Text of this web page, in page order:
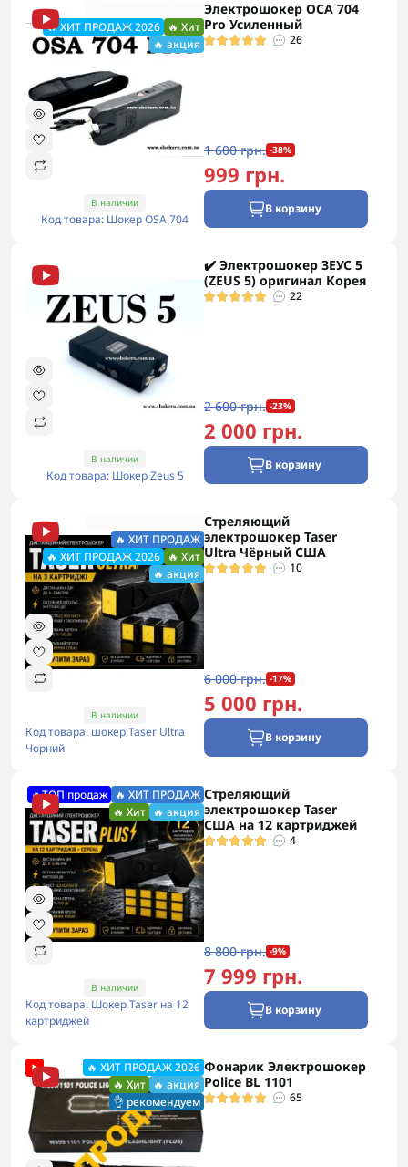
🔥 ХИТ ПРОДАЖ 2026 🔥 Хит
🔥 акция
В наличии
Код товара: Шокер OSA 704
Электрошокер ОСА 704
Pro Усиленный
26
1 600 грн. -38%
999 грн.
В корзину
В наличии
Код товара: Шокер Zeus 5
✔️ Электрошокер ЗЕУС 5
(ZEUS 5) оригинал Корея
22
2 600 грн. -23%
2 000 грн.
В корзину
🔥 ХИТ ПРОДАЖ
🔥 ХИТ ПРОДАЖ 2026 🔥 Хит
🔥 акция
В наличии
Код товара: шокер Taser Ultra
Чорний
Стреляющий
электрошокер Taser
Ultra Чёрный США
10
6 000 грн. -17%
5 000 грн.
В корзину
🔥ТОП продаж 🔥 ХИТ ПРОДАЖ
🔥 Хит 🔥 акция
В наличии
Код товара: Шокер Taser на 12
картриджей
Стреляющий
электрошокер Taser
США на 12 картриджей
4
8 800 грн. -9%
7 999 грн.
В корзину
🔥 ХИТ ПРОДАЖ 2026
🔥 Хит 🔥 акция
👌 рекомендуем
Фонарик Электрошокер
Police BL 1101
65